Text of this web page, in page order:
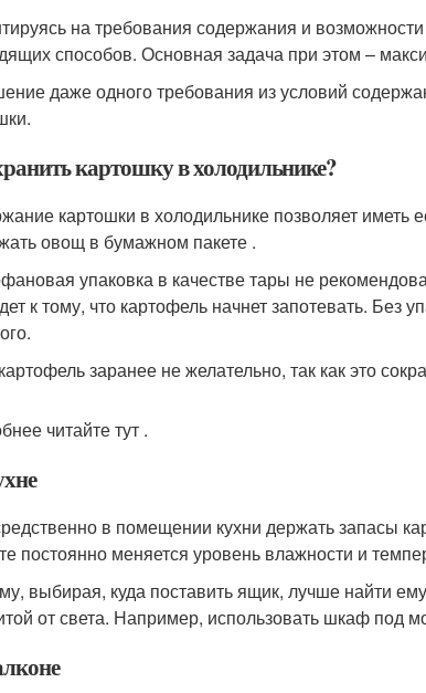
на требования содержания и
способов. Основная задача при этом –
даже одного требования из условий
картошку в холодильнике?
картошки в холодильнике позволяет иметь
овощ в бумажном пакете .
упаковка в качестве тары не
к тому, что картофель начнет запотевать. Без
заранее не желательно, так как это
читайте тут .
в помещении кухни держать запасы
постоянно меняется уровень влажности и
выбирая, куда поставить ящик, лучше найти
от света. Например, использовать шкаф под